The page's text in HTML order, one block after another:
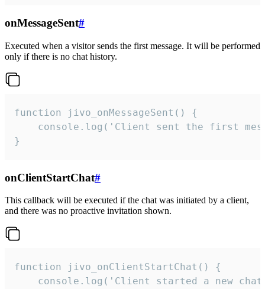
onMessageSent#
Executed when a visitor sends the first message. It will be performed
only if there is no chat history.
function jivo_onMessageSent() {
console.log('Client sent the first
}
onClientStartChat#
This callback will be executed if the chat was initiated by a client,
and there was no proactive invitation shown.
function jivo_onClientStartChat() {
console.log('Client started a new